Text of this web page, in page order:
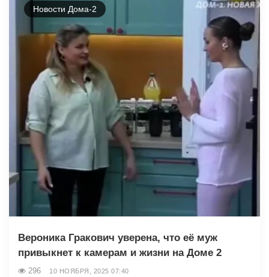
Новости Дома-2
Вероника Гракович уверена, что её муж
привыкнет к камерам и жизни на Доме 2
296 10 НОЯБРЯ, 2025 07:40